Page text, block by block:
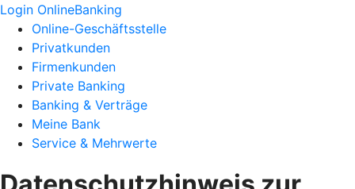
Login OnlineBanking
Online-Geschäftsstelle
Privatkunden
Firmenkunden
Private Banking
Banking & Verträge
Meine Bank
Service & Mehrwerte